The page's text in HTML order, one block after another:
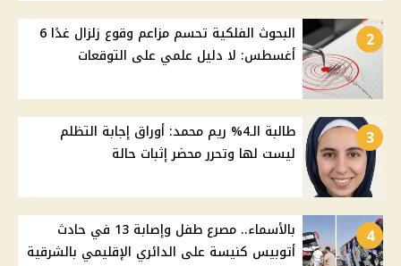
2
البحوث الفلكية تحسم مزاعم وقوع زلزال غدًا 6
أغسطس: لا دليل علمي على التوقعات
3
طالبة الـ4% ريم محمد: أوراق إجابة التظلم
ليست لها وتحرر محضر إثبات حالة
4
بالأسماء.. مصرع طفل وإصابة 13 في حادث
أتوبيس كنيسة على الدائري الإقليمي بالشرقية